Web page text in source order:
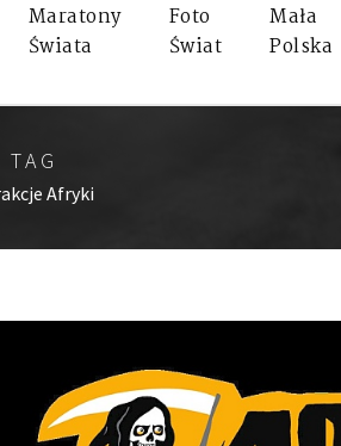
Maratony
Świata
Foto
Świat
Mała
Polska
TAG
Afryki